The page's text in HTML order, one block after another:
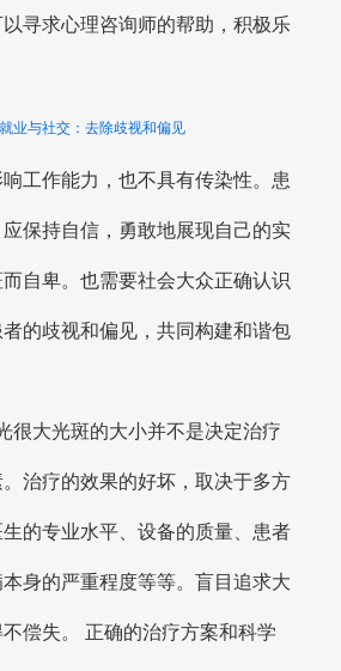
寻求心理咨询师的帮助，积极乐
业与社交：去除歧视和偏见
工作能力，也不具有传染性。患
保持自信，勇敢地展现自己的实
自卑。也需要社会大众正确认识
的歧视和偏见，共同构建和谐包
很大光斑的大小并不是决定治疗
治疗的效果的好坏，取决于多方
的专业水平、设备的质量、患者
身的严重程度等等。盲目追求大
偿失。 正确的治疗方案和科学